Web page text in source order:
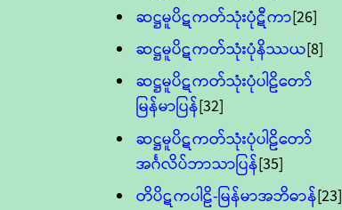
ဆဋ္ဌမူပိဋကတ်သုံးပုံဋီကာ[26]
ဆဋ္ဌမူပိဋကတ်သုံးပုံနိဿယ[8]
ဆဋ္ဌမူပိဋကတ်သုံးပုံပါဠိတော်
မြန်မာပြန်[32]
ဆဋ္ဌမူပိဋကတ်သုံးပုံပါဠိတော်
အင်္ဂလိပ်ဘာသာပြန်[35]
တိပိဋကပါဠိ-မြန်မာအဘိဓာန်[23]